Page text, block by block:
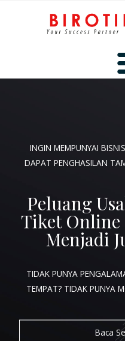
INGIN MEMPUNYAI
DAPAT PENGHASILAN
Peluang
Tiket Online
Menjadi
TIDAK PUNYA
TEMPAT? TIDAK PUNYA
Baca